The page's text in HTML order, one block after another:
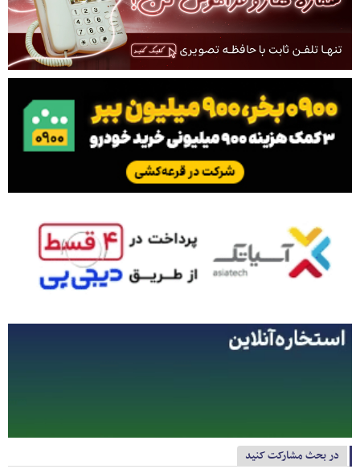
در بحث مشارکت کنید